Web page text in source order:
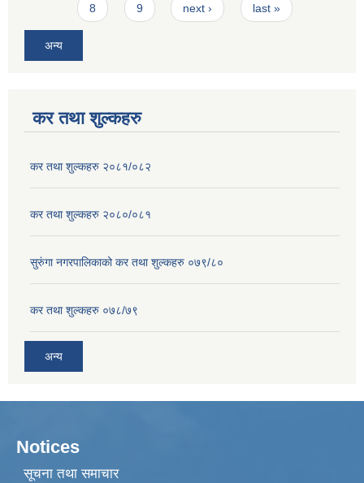
8 9 next › last »
अन्य
कर तथा शुल्कहरु
कर तथा शुल्कहरु २०८१/०८२
कर तथा शुल्कहरु २०८०/०८१
सुरुंगा नगरपालिकाको कर तथा शुल्कहरु ०७९/८०
कर तथा शुल्कहरु ०७८/७९
अन्य
Notices
सूचना तथा समाचार